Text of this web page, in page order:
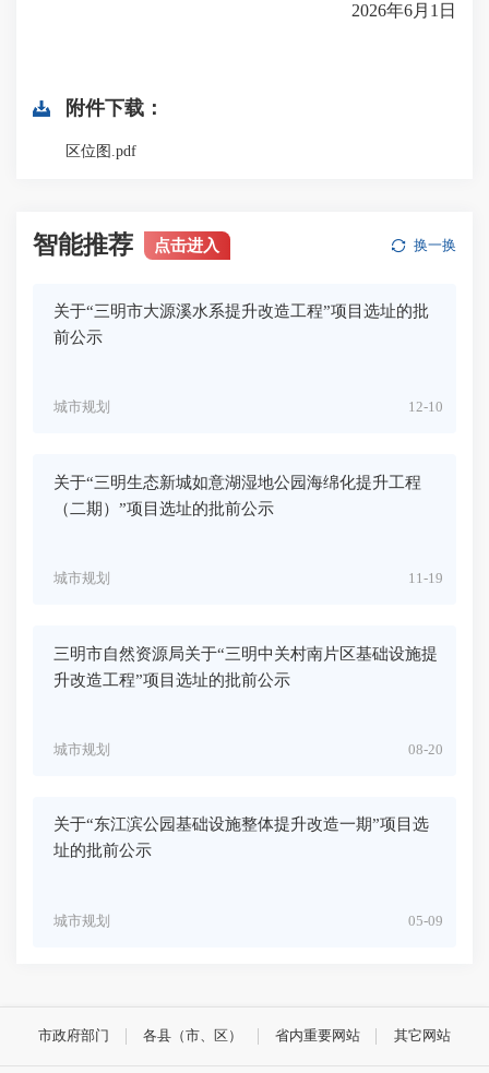
2026年6月1日
附件下载：
区位图.pdf
智能推荐 点击进入 换一换
关于“三明市大源溪水系提升改造工程”项目选址的批
前公示
12-10
城市规划
关于“三明生态新城如意湖湿地公园海绵化提升工程
（二期）”项目选址的批前公示
11-19
城市规划
三明市自然资源局关于“三明中关村南片区基础设施提
升改造工程”项目选址的批前公示
08-20
城市规划
关于“东江滨公园基础设施整体提升改造一期”项目选
址的批前公示
05-09
城市规划
市政府部门 各县（市、区） 省内重要网站 其它网站